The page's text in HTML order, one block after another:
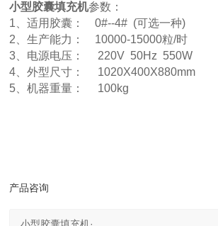
小型胶囊填充机参数：
1、适用胶囊： 0#--4# (可选一
2、生产能力： 10000-
3、电源电压： 220V 50Hz 550W
4、外型尺寸： 1020X400X880mm
5、机器重量： 100kg
产品咨询